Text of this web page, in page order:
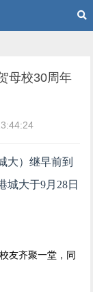
母校30周年
大）继早前到
城大于9月28日
友齐聚一堂，同